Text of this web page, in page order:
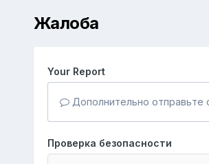
Жалоба
Your Report
Дополнительно отправьте
Проверка безопасности